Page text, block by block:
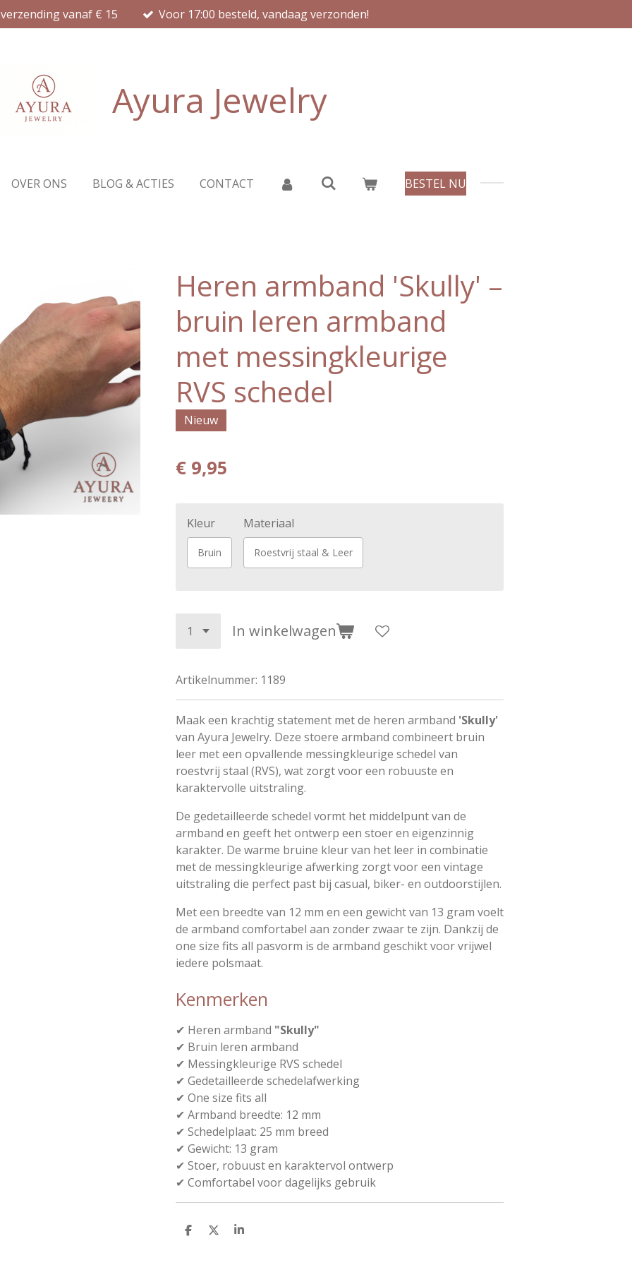
vanaf € 15 Voor 17:00 besteld, vandaag verzonden!
Ayura Jewelry
OVER ONS BLOG & ACTIES CONTACT BESTEL NU
Heren armband 'Skully' –
bruin leren armband
met messingkleurige
RVS schedel
Nieuw
€ 9,95
Kleur
Bruin
Materiaal
Roestvrij staal & Leer
In winkelwagen
Artikelnummer: 1189
Maak een krachtig statement met de heren armband 'Skully'
van Ayura Jewelry. Deze stoere armband combineert bruin
leer met een opvallende messingkleurige schedel van
roestvrij staal (RVS), wat zorgt voor een robuuste en
karaktervolle uitstraling.
De gedetailleerde schedel vormt het middelpunt van de
armband en geeft het ontwerp een stoer en eigenzinnig
karakter. De warme bruine kleur van het leer in combinatie
met de messingkleurige afwerking zorgt voor een vintage
uitstraling die perfect past bij casual, biker- en outdoorstijlen.
Met een breedte van 12 mm en een gewicht van 13 gram voelt
de armband comfortabel aan zonder zwaar te zijn. Dankzij de
one size fits all pasvorm is de armband geschikt voor vrijwel
iedere polsmaat.
Kenmerken
✔ Heren armband "Skully"
✔ Bruin leren armband
✔ Messingkleurige RVS schedel
✔ Gedetailleerde schedelafwerking
✔ One size fits all
✔ Armband breedte: 12 mm
✔ Schedelplaat: 25 mm breed
✔ Gewicht: 13 gram
✔ Stoer, robuust en karaktervol ontwerp
✔ Comfortabel voor dagelijks gebruik
D
D
S